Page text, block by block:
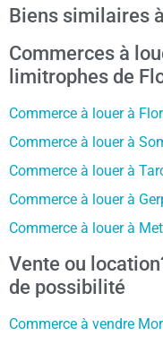
Biens similaires
Commerces à
limitrophes de
Commerce à louer à
Commerce à louer à
Commerce à louer à
Commerce à louer à
Commerce à louer à
Vente ou
de possibilité
Commerce à vendre